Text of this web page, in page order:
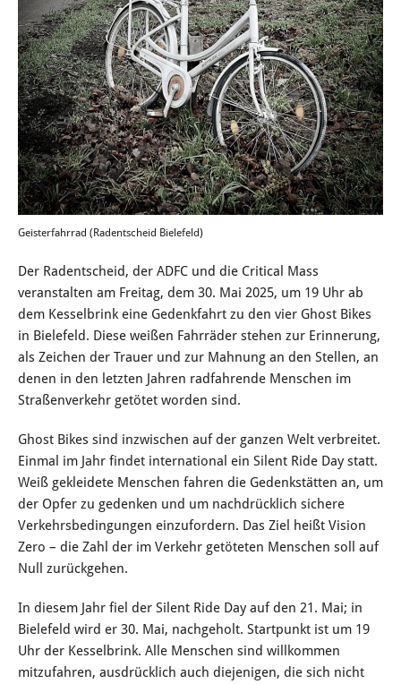
Geisterfahrrad (Radentscheid Bielefeld)
Der Radentscheid, der ADFC und die Critical Mass
veranstalten am Freitag, dem 30. Mai 2025, um 19 Uhr ab
dem Kesselbrink eine Gedenkfahrt zu den vier Ghost Bikes
in Bielefeld. Diese weißen Fahrräder stehen zur Erinnerung,
als Zeichen der Trauer und zur Mahnung an den Stellen, an
denen in den letzten Jahren radfahrende Menschen im
Straßenverkehr getötet worden sind.
Ghost Bikes sind inzwischen auf der ganzen Welt verbreitet.
Einmal im Jahr findet international ein Silent Ride Day statt.
Weiß gekleidete Menschen fahren die Gedenkstätten an, um
der Opfer zu gedenken und um nachdrücklich sichere
Verkehrsbedingungen einzufordern. Das Ziel heißt Vision
Zero – die Zahl der im Verkehr getöteten Menschen soll auf
Null zurückgehen.
In diesem Jahr fiel der Silent Ride Day auf den 21. Mai; in
Bielefeld wird er 30. Mai, nachgeholt. Startpunkt ist um 19
Uhr der Kesselbrink. Alle Menschen sind willkommen
mitzufahren, ausdrücklich auch diejenigen, die sich nicht